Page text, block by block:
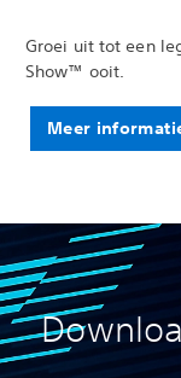
Groei uit tot een
Show™ ooit.
Meer